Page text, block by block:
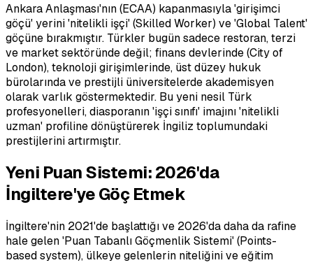
Ankara Anlaşması'nın (ECAA) kapanmasıyla 'girişimci
göçü' yerini 'nitelikli işçi' (Skilled Worker) ve 'Global Talent'
göçüne bırakmıştır. Türkler bugün sadece restoran, terzi
ve market sektöründe değil; finans devlerinde (City of
London), teknoloji girişimlerinde, üst düzey hukuk
bürolarında ve prestijli üniversitelerde akademisyen
olarak varlık göstermektedir. Bu yeni nesil Türk
profesyonelleri, diasporanın 'işçi sınıfı' imajını 'nitelikli
uzman' profiline dönüştürerek İngiliz toplumundaki
prestijlerini artırmıştır.
Yeni Puan Sistemi: 2026'da
İngiltere'ye Göç Etmek
İngiltere'nin 2021'de başlattığı ve 2026'da daha da rafine
hale gelen 'Puan Tabanlı Göçmenlik Sistemi' (Points-
based system), ülkeye gelenlerin niteliğini ve eğitim